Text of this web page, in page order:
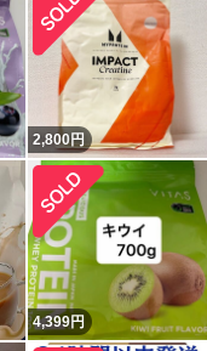
2,800円
4,399円